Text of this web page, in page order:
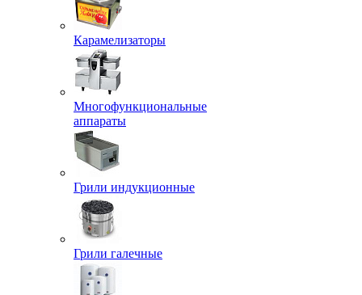
Карамелизаторы
Многофункциональные
аппараты
Грили индукционные
Грили галечные